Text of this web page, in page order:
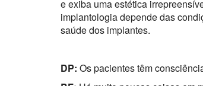
e exiba uma estética
implantologia depende das
saúde dos implantes.
DP: Os pacientes têm